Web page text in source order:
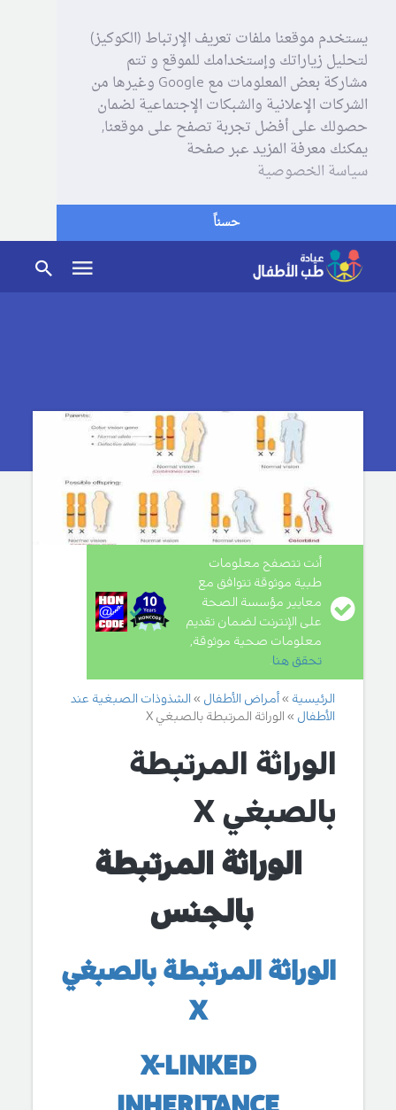
يستخدم موقعنا ملفات تعريف الإرتباط (الكوكيز)
لتحليل زياراتك وإستخدامك للموقع و تتم
مشاركة بعض المعلومات مع Google وغيرها من
الشركات الإعلانية والشبكات الإجتماعية لضمان
حصولك على أفضل تجربة تصفح على موقعنا,
يمكنك معرفة المزيد عبر صفحة
سياسة الخصوصية
حسناً
أنت تتصفح معلومات
طبية موثوقة تتوافق مع
معايير مؤسسة الصحة
على الإنترنت لضمان تقديم
معلومات صحية موثوقة,
تحقق هنا.
الرئيسية أمراض الأطفال
الشذوذات الصبغية عند
الأطفال
الوراثة المرتبطة بالصبغي X
الوراثة المرتبطة
بالصبغي X
الوراثة المرتبطة
بالجنس
الوراثة المرتبطة بالصبغي
X
X-LINKED